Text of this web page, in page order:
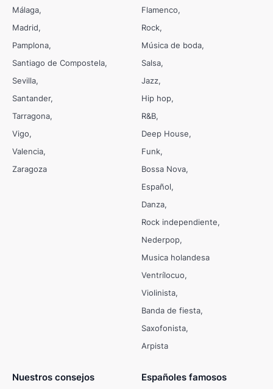
Málaga
Madrid
Pamplona
Santiago de Compostela
Sevilla
Santander
Tarragona
Vigo
Valencia
Zaragoza
Flamenco
Rock
Música de boda
Salsa
Jazz
Hip hop
R&B
Deep House
Funk
Bossa Nova
Español
Danza
Rock independiente
Nederpop
Musica holandesa
Ventrílocuo
Violinista
Banda de fiesta
Saxofonista
Arpista
Nuestros consejos Españoles famosos